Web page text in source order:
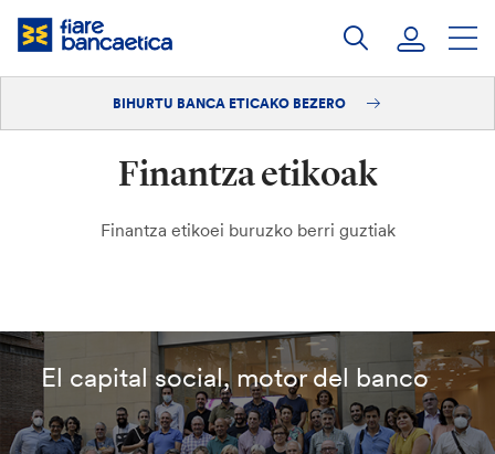
Pasatu
edukia
Bihurtu bezero
BIHURTU BANCA ETICAKO BEZERO
Finantza etikoak
Finantza etikoei buruzko berri guztiak
El capital social, motor del banco